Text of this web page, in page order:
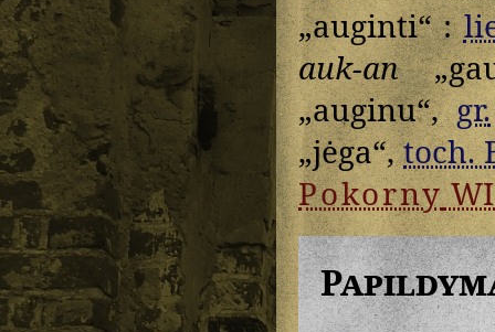
„auginti“ :
auk-an
„auginu“,gr.
„jėga“,toch.
Pokorny